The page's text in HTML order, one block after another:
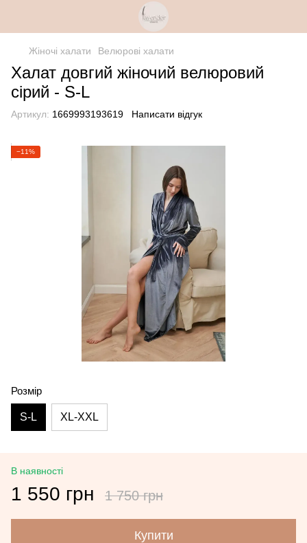
Жіночі халати Велюрові халати
Халат довгий жіночий велюровий
сірий - S-L
Артикул: 1669993193619 Написати відгук
−11%
Розмір
S-L XL-XXL
В наявності
1 550 грн 1 750 грн
Купити